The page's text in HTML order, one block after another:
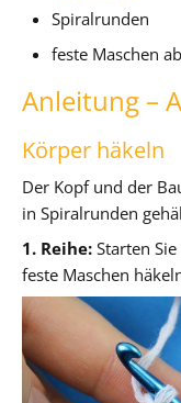
Spiralrunden
feste Maschen
Anleitung –
Körper häkeln
Der Kopf und der
in Spiralrunden
1. Reihe: Starten
feste Maschen